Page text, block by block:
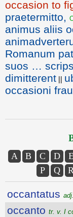
occasion to
praetermitto,
animus aliis
Romanum
suos …
dimitterent ||
occasioni
A B C D E
P
Q R
occantatus
occanto tr. v. I